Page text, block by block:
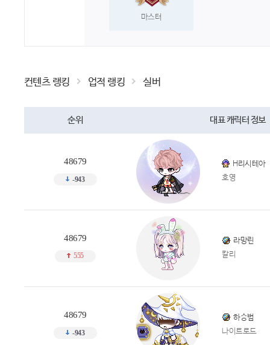
마스터
컨텐츠 랭킹 업적 랭킹 실버
순위 대표 캐릭터 정보
48679
-943
H리시테아
호영
48679
555
라망린
칼리
48679
-943
하승범
나이트로드